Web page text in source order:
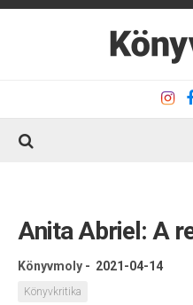
Könyvajánló
Kapcsolat
Anita Abriel: A
Könyvmoly - 2021-04-14
Könyvkritika